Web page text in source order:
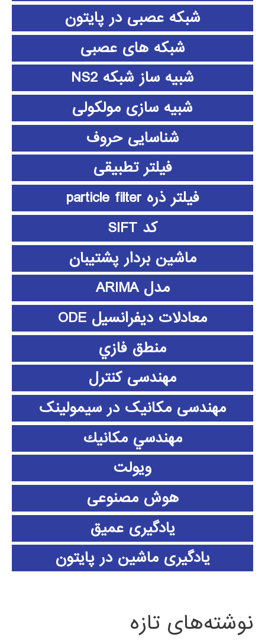
شبکه عصبی در پایتون
شبکه های عصبی
شبیه ساز شبکه NS2
شبیه سازی مولکولی
شناسایی حروف
فیلتر تطبیقی
فیلتر ذره particle filter
کد SIFT
ماشین بردار پشتیبان
مدل ARIMA
معادلات دیفرانسیل ODE
منطق فازي
مهندسی کنترل
مهندسی مکانیک در سیمولینک
مهندسي مكانيك
ویولت
هوش مصنوعی
یادگیری عمیق
یادگیری ماشین در پایتون
نوشته‌های تازه